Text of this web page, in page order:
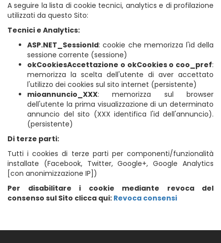
A seguire la lista di cookie tecnici, analytics e di profilazione
utilizzati da questo Sito:
Tecnici e Analytics:
ASP.NET_SessionId: cookie che memorizza l'id della
sessione corrente (sessione)
okCookiesAccettazione o okCookies o coo_pref:
memorizza la scelta dell'utente di aver accettato
l'utilizzo dei cookies sul sito internet (persistente)
mioannuncio_XXX: memorizza sul browser
dell'utente la prima visualizzazione di un determinato
annuncio del sito (XXX identifica l'id dell'annuncio).
(persistente)
Di terze parti:
Tutti i cookies di terze parti per componenti/funzionalità
installate (Facebook, Twitter, Google+, Google Analytics
[con anonimizzazione IP])
Per disabilitare i cookie mediante revoca del
consenso sul Sito clicca qui: Revoca consensi